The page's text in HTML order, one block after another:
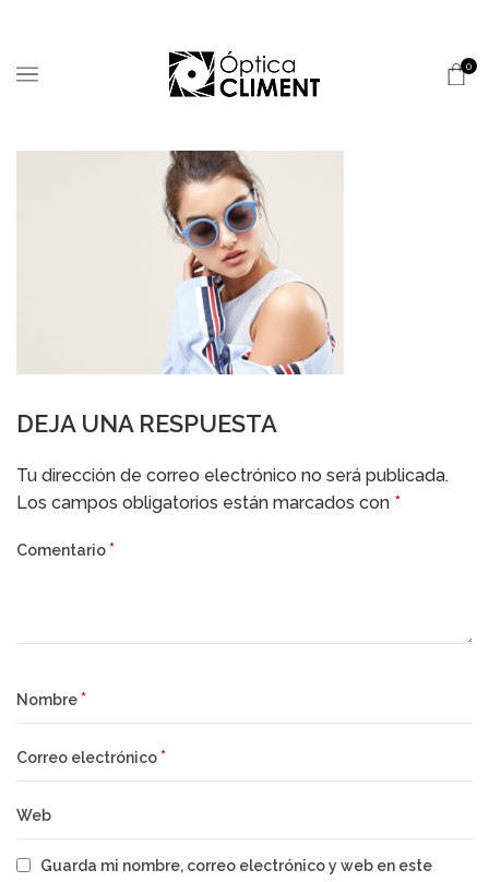
0
DEJA UNA RESPUESTA
Tu dirección de correo electrónico no será publicada.
Los campos obligatorios están marcados con *
Comentario*
Nombre*
Correo electrónico*
Web
Guarda mi nombre, correo electrónico y web en este
Alternative: